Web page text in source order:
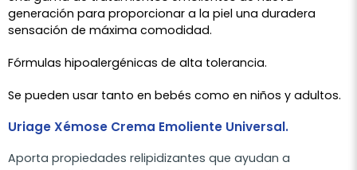
generación para proporcionar a la piel una duradera
sensación de máxima comodidad.
Fórmulas hipoalergénicas de alta tolerancia.
Se pueden usar tanto en bebés como en niños y adultos.
Uriage Xémose Crema Emoliente Universal.
Aporta propiedades relipidizantes que ayudan a